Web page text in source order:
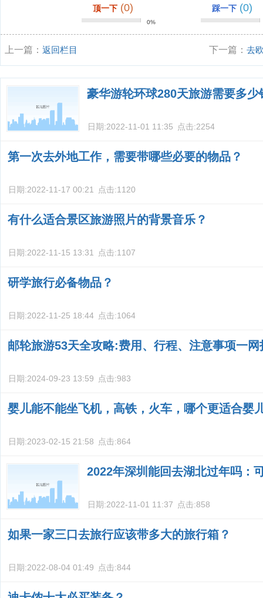
顶一下 (0)
0%
踩一下 (0)
上一篇： 返回栏目 下一篇：去
豪华游轮环球280天旅游需要多少
日期:2022-11-01 11:35 点击:2254
第一次去外地工作，需要带哪些必要的物品？
日期:2022-11-17 00:21 点击:1120
有什么适合景区旅游照片的背景音乐？
日期:2022-11-15 13:31 点击:1107
研学旅行必备物品？
日期:2022-11-25 18:44 点击:1064
邮轮旅游53天全攻略:费用、行程、注意事项一网
日期:2024-09-23 13:59 点击:983
婴儿能不能坐飞机，高铁，火车，哪个更适合婴
日期:2023-02-15 21:58 点击:864
2022年深圳能回去湖北过年吗：
日期:2022-11-01 11:37 点击:858
如果一家三口去旅行应该带多大的旅行箱？
日期:2022-08-04 01:49 点击:844